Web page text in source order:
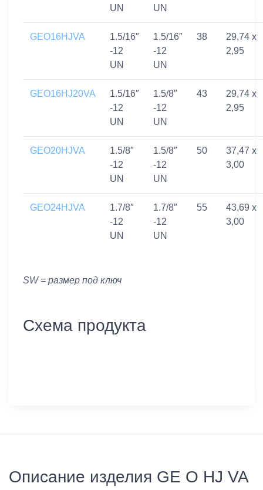
UN
UN
GEO16HJVA
1.5/16″
-12
UN
1.5/16″
-12
UN
38
29,74 x
2,95
GEO16HJ20VA
1.5/16″
-12
UN
1.5/8″
-12
UN
43
29,74 x
2,95
GEO20HJVA
1.5/8″
-12
UN
1.5/8″
-12
UN
50
37,47 x
3,00
GEO24HJVA
1.7/8″
-12
UN
1.7/8″
-12
UN
55
43,69 x
3,00
SW = размер под ключ
Схема продукта
Описание изделия GE O HJ VA